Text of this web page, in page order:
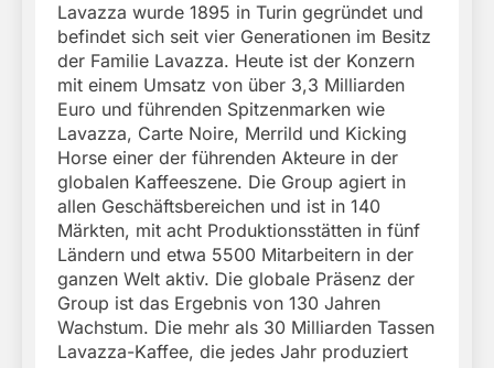
Lavazza wurde 1895 in Turin gegründet und
befindet sich seit vier Generationen im Besitz
der Familie Lavazza. Heute ist der Konzern
mit einem Umsatz von über 3,3 Milliarden
Euro und führenden Spitzenmarken wie
Lavazza, Carte Noire, Merrild und Kicking
Horse einer der führenden Akteure in der
globalen Kaffeeszene. Die Group agiert in
allen Geschäftsbereichen und ist in 140
Märkten, mit acht Produktionsstätten in fünf
Ländern und etwa 5500 Mitarbeitern in der
ganzen Welt aktiv. Die globale Präsenz der
Group ist das Ergebnis von 130 Jahren
Wachstum. Die mehr als 30 Milliarden Tassen
Lavazza-Kaffee, die jedes Jahr produziert